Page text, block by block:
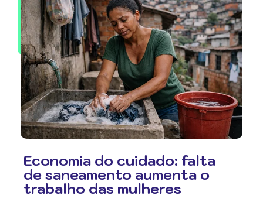
Economia do cuidado: falta
de saneamento aumenta o
trabalho das mulheres